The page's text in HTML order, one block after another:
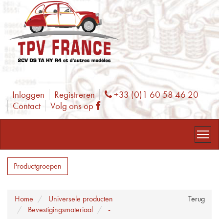
Inloggen Registreren Phone
+33 (0)1 60 58 46 20
Contact
Volg ons op Facebook
Productgroepen
Terug
Home
Universele producten
Bevestigingsmateriaal
-